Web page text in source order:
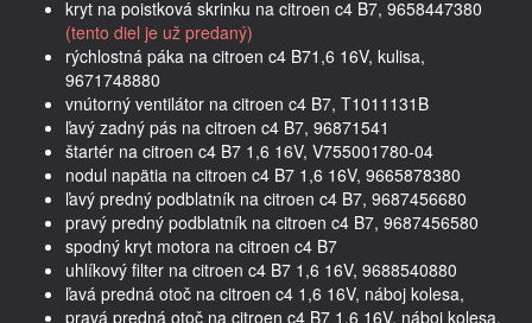
kryt na poistková skrinku na citroen c4 B7, 9658447380
(tento diel je už predaný)
rýchlostná páka na citroen c4 B71,6 16V, kulisa,
9671748880
vnútorný ventilátor na citroen c4 B7, T1011131B
ľavý zadný pás na citroen c4 B7, 96871541
štartér na citroen c4 B7 1,6 16V, V755001780-04
nodul napätia na citroen c4 B7 1,6 16V, 9665878380
ľavý predný podblatník na citroen c4 B7, 9687456680
pravý predný podblatník na citroen c4 B7, 9687456580
spodný kryt motora na citroen c4 B7
uhlíkový filter na citroen c4 B7 1,6 16V, 9688540880
ľavá predná otoč na citroen c4 1,6 16V, náboj kolesa,
pravá predná otoč na citroen c4 B7 1,6 16V, náboj kolesa,